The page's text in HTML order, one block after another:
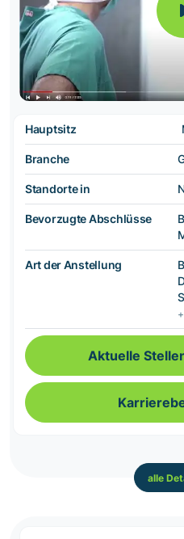
Hauptsitz
Branche
Standorte in
Bevorzugte Abschlüsse
Art der Anstellung
Aktuelle
alle